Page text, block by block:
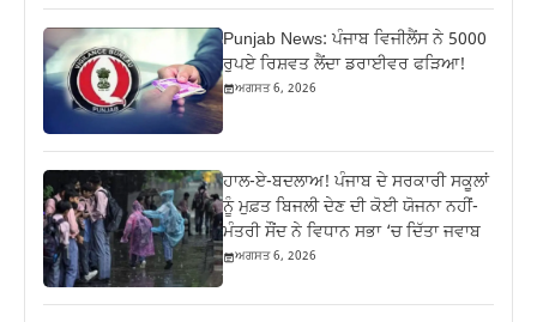
Punjab News: ਪੰਜਾਬ ਵਿਜੀਲੈਂਸ ਨੇ 5000
ਰੁਪਏ ਰਿਸ਼ਵਤ ਲੈਂਦਾ ਡਰਾਈਵਰ ਫੜਿਆ!
ਅਗਸਤ 6, 2026
ਹਾਲ-ਏ-ਬਦਲਾਅ! ਪੰਜਾਬ ਦੇ ਸਰਕਾਰੀ ਸਕੂਲਾਂ
ਨੂੰ ਮੁਫ਼ਤ ਬਿਜਲੀ ਦੇਣ ਦੀ ਕੋਈ ਯੋਜਨਾ ਨਹੀਂ-
ਮੰਤਰੀ ਸੌਂਦ ਨੇ ਵਿਧਾਨ ਸਭਾ ‘ਚ ਦਿੱਤਾ ਜਵਾਬ
ਅਗਸਤ 6, 2026